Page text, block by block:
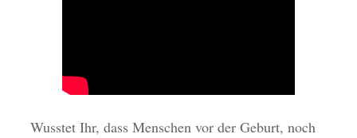
Wusstet Ihr, dass Menschen vor der Geburt, noch